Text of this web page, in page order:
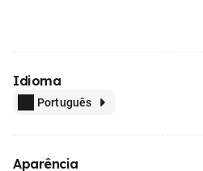
Idioma
Português
Aparência